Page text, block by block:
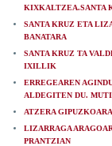
KIXKALTZEA.SANTA
SANTA KRUZ ETA
BANATARA
SANTA KRUZ TA
IXILLIK
ERREGEAREN
ALDEGITEN DU.
ATZERA GIPUZKOARA
LIZARRAGA
PRANTZIAN